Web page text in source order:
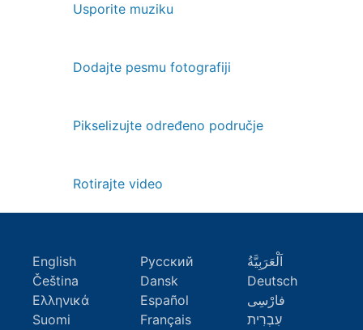
Usporite muziku
Dodajte pesmu fotografiji
Pikselizujte određeno područje
Rotirajte video
English Русский
اَلْعَرَبِيَّةُ
Čeština
Dansk
Deutsch
Ελληνικά
Español
فارْسِى
Suomi
Français
עִבְרִית